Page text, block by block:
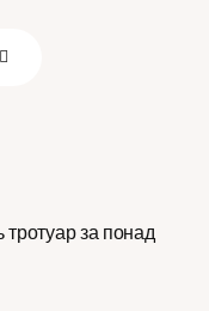
тротуар за понад